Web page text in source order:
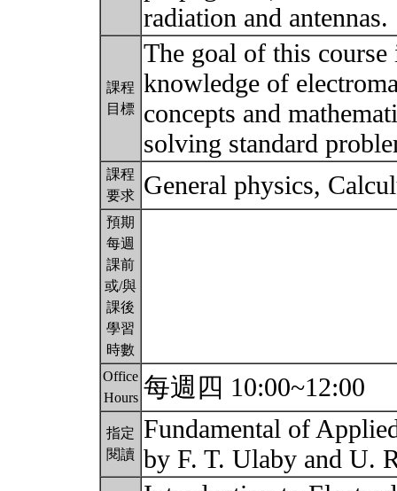
radiation and antennas.
課程
目標
The goal of this
knowledge of
concepts and
solving standard
課程
要求
General physics,
預期
每週
課前
或/與
課後
學習
時數
Office
Hours 每週四 10:00~12:00
指定
閱讀
Fundamental of
by F. T. Ulaby and U.